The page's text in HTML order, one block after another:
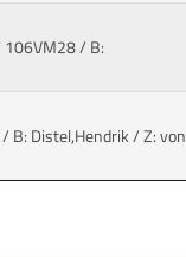
/ B:
B: Distel,Hendrik / Z: von